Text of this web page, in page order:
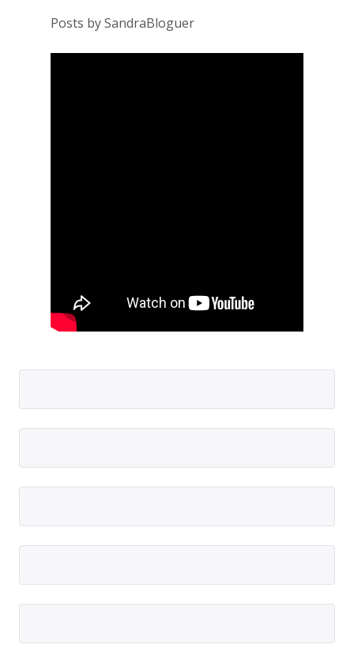
Posts by SandraBloguer